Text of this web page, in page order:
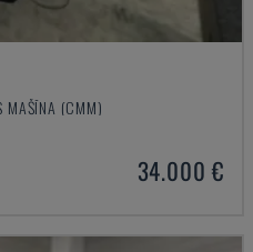
MAŠĪNA (CMM)
34.000 €